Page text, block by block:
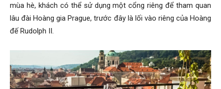
mùa hè, khách có thể sử dụng một cổng riêng để tham quan
lâu đài Hoàng gia Prague, trước đây là lối vào riêng của Hoàng
đế Rudolph II.